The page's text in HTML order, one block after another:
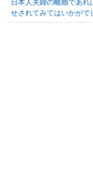
日本人夫婦の離婚であ
せされてみてはいかがで